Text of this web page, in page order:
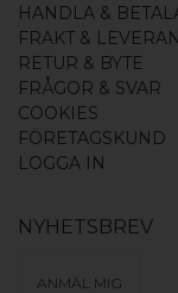
HANDLA &
FRAKT &
RETUR & BYTE
FRÅGOR & SVAR
COOKIES
FÖRETAGSKUND
LOGGA IN
NYHETSBREV
ANMÄL MIG